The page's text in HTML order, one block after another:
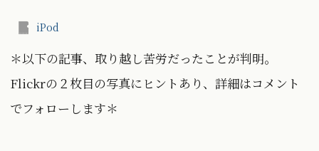
iPod
＊以下の記事、取り越し苦労だったことが判明。
Flickrの２枚目の写真にヒントあり、詳細はコメント
でフォローします＊